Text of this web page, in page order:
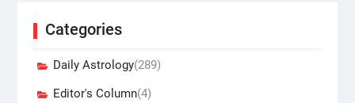
Categories
Daily Astrology(289)
Editor's Column(4)